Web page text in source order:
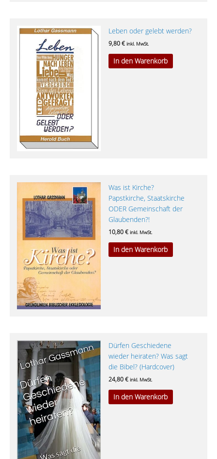
Leben oder gelebt werden?
9,80€ inkl. MwSt.
In den Warenkorb
Was ist Kirche?
Papstkirche, Staatskirche
ODER Gemeinschaft der
Glaubenden?!
10,80€ inkl. MwSt.
In den Warenkorb
Dürfen Geschiedene
wieder heiraten? Was sagt
die Bibel? (Hardcover)
24,80€ inkl. MwSt.
In den Warenkorb